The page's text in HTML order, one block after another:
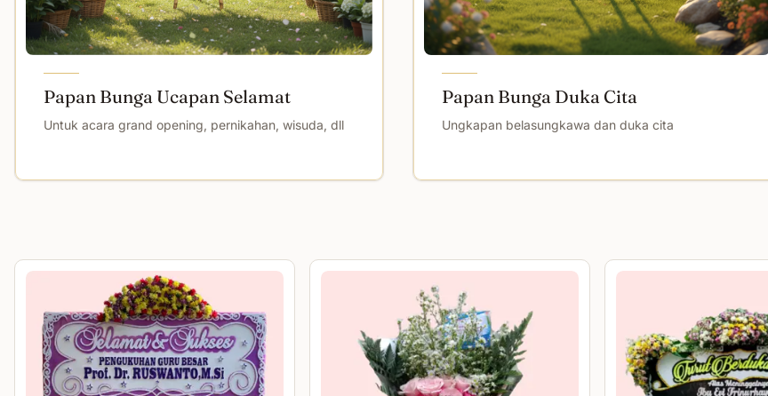
Papan Bunga Ucapan Selamat
Untuk acara grand opening, pernikahan, wisuda, dll
Papan Bunga Duka Cita
Ungkapan belasungkawa dan duka cita